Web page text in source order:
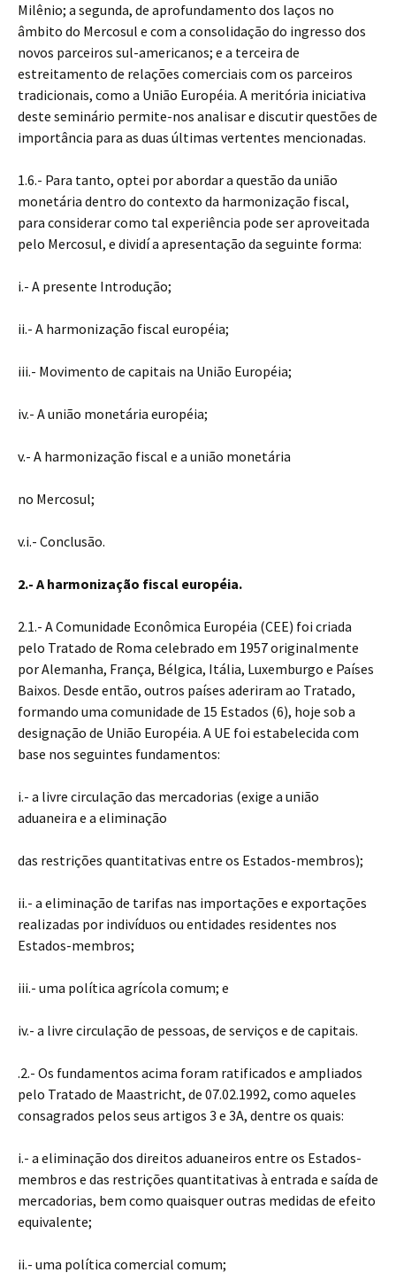
Milênio; a segunda, de aprofundamento dos laços no
âmbito do Mercosul e com a consolidação do ingresso dos
novos parceiros sul-americanos; e a terceira de
estreitamento de relações comerciais com os parceiros
tradicionais, como a União Européia. A meritória iniciativa
deste seminário permite-nos analisar e discutir questões de
importância para as duas últimas vertentes mencionadas.
1.6.- Para tanto, optei por abordar a questão da união
monetária dentro do contexto da harmonização fiscal,
para considerar como tal experiência pode ser aproveitada
pelo Mercosul, e dividí a apresentação da seguinte forma:
i.- A presente Introdução;
ii.- A harmonização fiscal européia;
iii.- Movimento de capitais na União Européia;
iv.- A união monetária européia;
v.- A harmonização fiscal e a união monetária
no Mercosul;
v.i.- Conclusão.
2.- A harmonização fiscal européia.
2.1.- A Comunidade Econômica Européia (CEE) foi criada
pelo Tratado de Roma celebrado em 1957 originalmente
por Alemanha, França, Bélgica, Itália, Luxemburgo e Países
Baixos. Desde então, outros países aderiram ao Tratado,
formando uma comunidade de 15 Estados (6), hoje sob a
designação de União Européia. A UE foi estabelecida com
base nos seguintes fundamentos:
i.- a livre circulação das mercadorias (exige a união
aduaneira e a eliminação
das restrições quantitativas entre os Estados-membros);
ii.- a eliminação de tarifas nas importações e exportações
realizadas por indivíduos ou entidades residentes nos
Estados-membros;
iii.- uma política agrícola comum; e
iv.- a livre circulação de pessoas, de serviços e de capitais.
.2.- Os fundamentos acima foram ratificados e ampliados
pelo Tratado de Maastricht, de 07.02.1992, como aqueles
consagrados pelos seus artigos 3 e 3A, dentre os quais:
i.- a eliminação dos direitos aduaneiros entre os Estados-
membros e das restrições quantitativas à entrada e saída de
mercadorias, bem como quaisquer outras medidas de efeito
equivalente;
ii.- uma política comercial comum;